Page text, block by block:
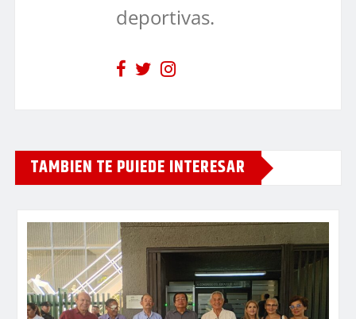
deportivas.
TAMBIEN TE PUIEDE INTERESAR